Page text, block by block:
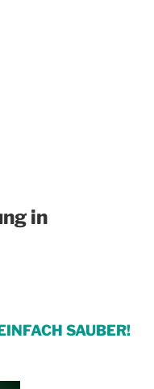
in
SAUBER!